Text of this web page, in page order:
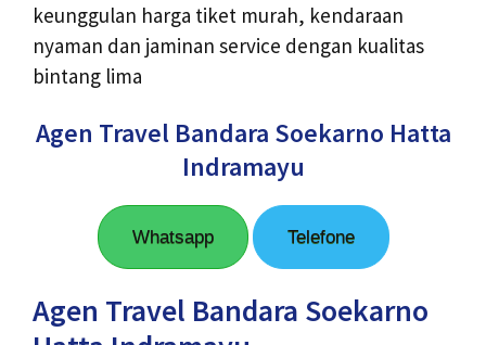
keunggulan harga tiket murah, kendaraan
nyaman dan jaminan service dengan kualitas
bintang lima
Agen Travel Bandara Soekarno Hatta
Indramayu
Whatsapp Telefone
Agen Travel Bandara Soekarno